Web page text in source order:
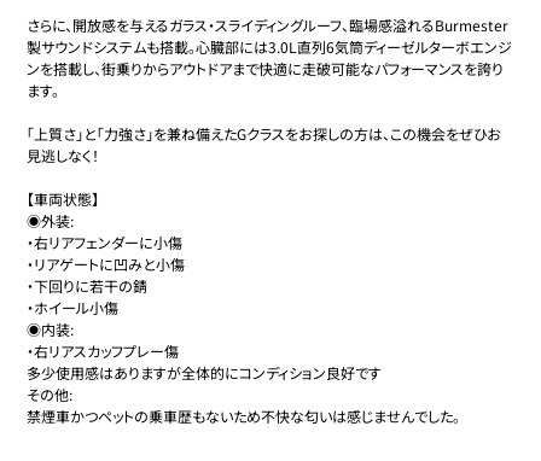
さらに、開放感を与えるガラス・スライディングルーフ、臨場感溢れるBurmester
製サウンドシステムも搭載。心臓部には3.0L直列6気筒ディーゼルターボエンジ
ンを搭載し、街乗りからアウトドアまで快適に走破可能なパフォーマンスを誇り
ます。
「上質さ」と「力強さ」を兼ね備えたGクラスをお探しの方は、この機会をぜひお
見逃しなく！
【車両状態】
◉外装:
・右リアフェンダーに小傷
・リアゲートに凹みと小傷
・下回りに若干の錆
・ホイール小傷
◉内装:
・右リアスカッフプレー傷
多少使用感はありますが全体的にコンディション良好です
その他:
禁煙車かつペットの乗車歴もないため不快な匂いは感じませんでした。